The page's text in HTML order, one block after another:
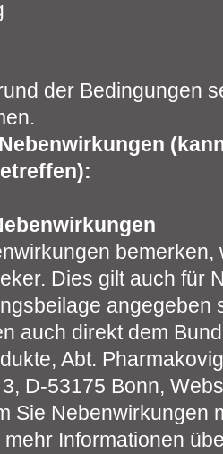
der Bedingungen
bemerken,
Dies gilt auch für
angegeben
auch direkt dem
Abt.
D-53175 Bonn,
Sie Nebenwirkungen
Informationen